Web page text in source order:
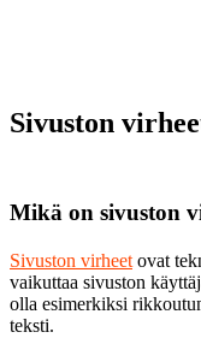
Sivuston
Mikä on sivuston
Sivuston virheet ovat
vaikuttaa sivuston
olla esimerkiksi
teksti.